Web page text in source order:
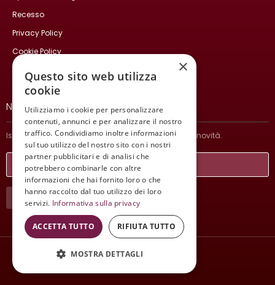
Recesso
Privacy Policy
Cookie Policy
NEWSLETTER
Iscriviti per ricevere informazioni sulle nostre ultime novità.
ISCRIVITI
Wine Meeting ER
×
Questo sito web utilizza
cookie
Utilizziamo i cookie per personalizzare
contenuti, annunci e per analizzare il nostro
traffico. Condividiamo inoltre informazioni
sul tuo utilizzo del nostro sito con i nostri
partner pubblicitari e di analisi che
potrebbero combinarle con altre
informazioni che hai fornito loro o che
hanno raccolto dal tuo utilizzo dei loro
servizi. Informativa sulla privacy
ACCETTA TUTTO RIFIUTA TUTTO
MOSTRA DETTAGLI